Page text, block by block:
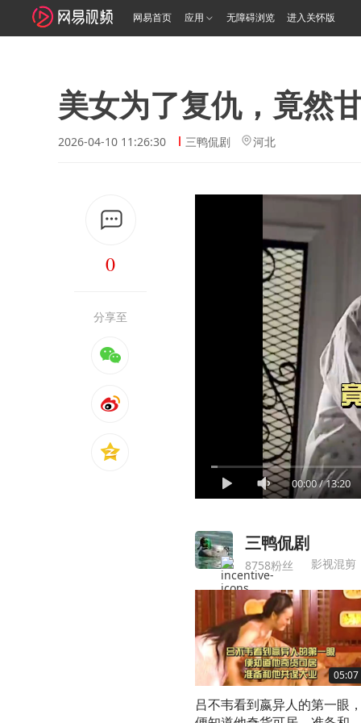
网易首页 应用 无障碍浏览 进入关怀版
美女为了复仇，竟然
2026-04-10 11:26:30 三鸭侃剧 河北
0
分享至
00:00/13:20
三鸭侃剧
8758粉丝 影视混剪
05:07
吕不韦看到嬴异人的第一眼